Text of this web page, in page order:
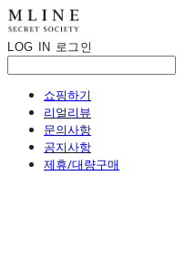
LOG IN 로그인
쇼핑하기
리얼리뷰
문의사항
공지사항
제휴/대량구매